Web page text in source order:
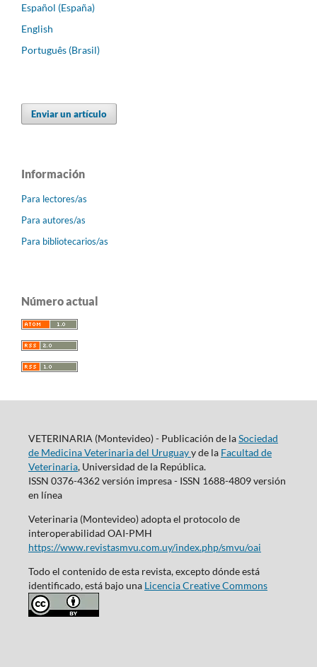
Español (España)
English
Português (Brasil)
Enviar un artículo
Información
Para lectores/as
Para autores/as
Para bibliotecarios/as
Número actual
VETERINARIA (Montevideo) - Publicación de laSociedad
de Medicina Veterinaria del Uruguayy de la Facultad de
Veterinaria, Universidad de la República.
ISSN 0376-4362 versión impresa - ISSN 1688-4809 versión
en línea
Veterinaria (Montevideo) adopta el protocolo de
interoperabilidad OAI-PMH
https://www.revistasmvu.com.uy/index.php/smvu/oai
Todo el contenido de esta revista, excepto dónde está
identificado, está bajo una Licencia Creative Commons